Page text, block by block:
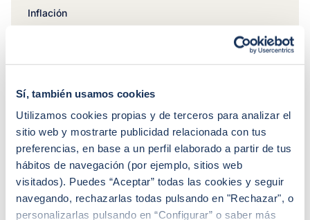
Sí, también usamos cookies
Utilizamos cookies propias y de terceros para analizar el
sitio web y mostrarte publicidad relacionada con tus
preferencias, en base a un perfil elaborado a partir de tus
hábitos de navegación (por ejemplo, sitios web
visitados). Puedes “Aceptar” todas las cookies y seguir
navegando, rechazarlas todas pulsando en "Rechazar", o
personalizarlas pulsando en “Configurar” o saber más
Inflación
Intereses de demora
Arbitraje
¿No encuentras lo que buscas?
Nuestros expertos pueden ayudarte